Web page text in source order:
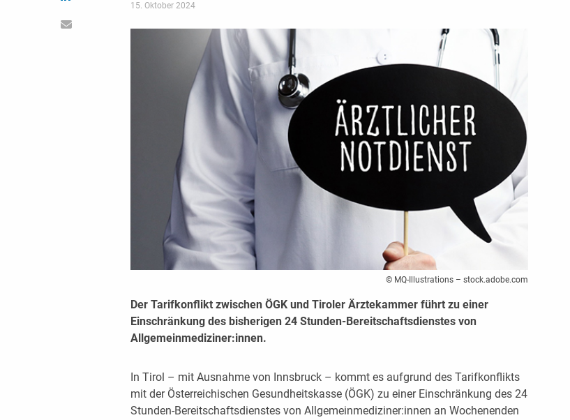
15. Oktober 2024
© MQ-Illustrations – stock.adobe.com
Der Tarifkonflikt zwischen ÖGK und Tiroler Ärztekammer führt zu einer
Einschränkung des bisherigen 24 Stunden-Bereitschaftsdienstes von
Allgemeinmediziner:innen.
In Tirol – mit Ausnahme von Innsbruck – kommt es aufgrund des Tarifkonflikts
mit der Österreichischen Gesundheitskasse (ÖGK) zu einer Einschränkung des 24
Stunden-Bereitschaftsdienstes von Allgemeinmediziner:innen an Wochenenden